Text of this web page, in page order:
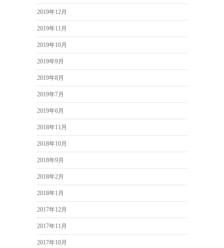
2019年12月
2019年11月
2019年10月
2019年9月
2019年8月
2019年7月
2019年6月
2018年11月
2018年10月
2018年9月
2018年2月
2018年1月
2017年12月
2017年11月
2017年10月